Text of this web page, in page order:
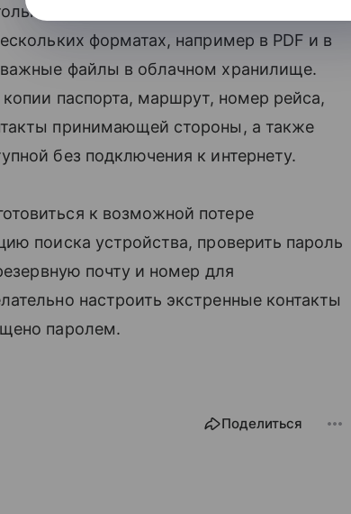
в одном приложении или
форматах, например в PDF и в
файлы в облачном хранилище.
паспорта, маршрут, номер рейса,
принимающей стороны, а также
без подключения к интернету.
к возможной потере
поиска устройства, проверить пароль
почту и номер для
настроить экстренные контакты
паролем.
Поделиться